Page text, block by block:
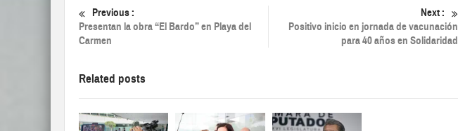
Previous :
Presentan la obra “El Bardo” en Playa del
Carmen
Next :
Positivo inicio en jornada de vacunación
para 40 años en Solidaridad
Related posts